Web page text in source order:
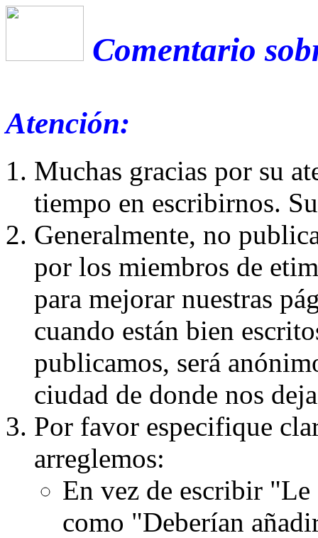
Comentario
Atención:
Muchas gracias por su
tiempo en escribirnos.
Generalmente, no
por los miembros de
para mejorar nuestras
cuando están bien
publicamos, será
ciudad de donde nos
Por favor especifique
arreglemos:
En vez de escribir
como "Deberían